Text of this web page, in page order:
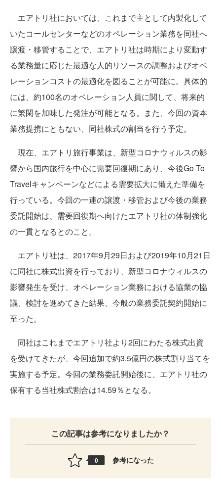
エアトリ社においては、これまで主として内製化して
いたコールセンターなどのオペレーション業務を同社へ
譲渡・移管することで、エアトリ社は時期により変動す
る業務量に応じた最適な人的リソースの調整およびオペ
レーションコストの最適化を図ることが可能に。具体的
には、約100名のオペレーション人員に関して、将来的
に繁閑を加味した発注が可能となる。また、今回の資本
業務提携にともない、同社株式の割当を行う予定。
現在、エアトリ旅行事業は、新型コロナウィルスの影
響から国内旅行を中心に需要回復期にあり、今後Go To
Travelキャンペーンなどによる需要拡大に備えた準備を
行っている。今回の一連の譲渡・移管および今後の業務
委託開始は、需要回復期へ向けたエアトリ社の体制強化
の一貫となるとのこと。
エアトリ社は、2017年9月29日および2019年10月21日
に同社に株式出資を行っており、新型コロナウィルスの
影響発生を受け、オペレーション業務における協業の協
議、検討を進めてきた結果、今般の業務委託契約開始に
至った。
同社はこれまでエアトリ社より2回にわたる株式出資
を受けてきたが、今回追加で約3.5億円の株式割り当てを
実施する予定。今回の業務委託開始後に、エアトリ社の
保有する当社株式割合は14.59％となる。
この記事は参考になりましたか？
0 参考になった